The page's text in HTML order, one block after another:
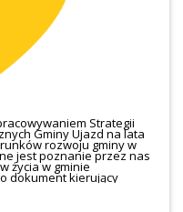
Strategii
Gminy Ujazd na lata
rozwoju gminy w
jest poznanie przez nas
życia w gminie
dokument kierujący
wynika z ustawy z
ustawy z dnia 8